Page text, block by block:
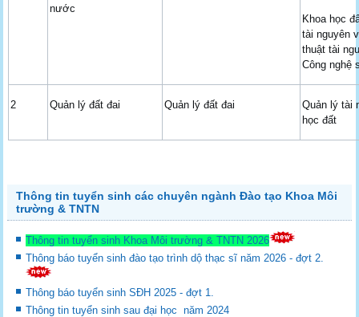
nước
Khoa học
tài nguyên
thuật tài
Công nghệ
2 Quản lý đất đai Quản lý đất đai
Quản lý tài
học đất
Thông tin tuyển sinh các chuyên ngành Đào tạo Khoa Môi
trường & TNTN
Thông tin tuyển sinh Khoa Môi trường & TNTN 2026
Thông báo tuyển sinh đào tạo trình dộ thạc sĩ năm 2026 - đợt 2.
Thông báo tuyển sinh SĐH 2025 - đợt 1.
Thông tin tuyển sinh sau đại học năm 2024